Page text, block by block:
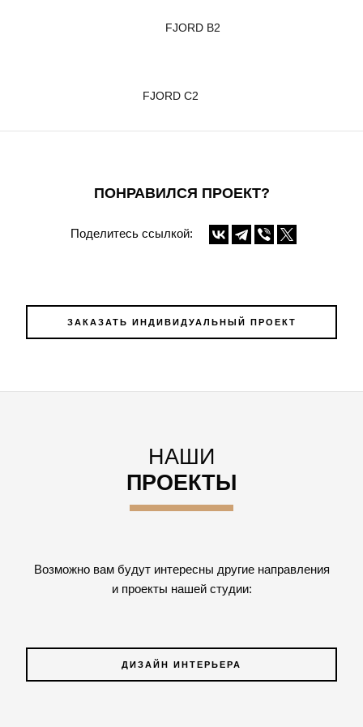
FJORD B2
FJORD С2
ПОНРАВИЛСЯ ПРОЕКТ?
Поделитесь ссылкой:
ЗАКАЗАТЬ ИНДИВИДУАЛЬНЫЙ ПРОЕКТ
НАШИ
ПРОЕКТЫ
Возможно вам будут интересны другие направления
и проекты нашей студии:
ДИЗАЙН ИНТЕРЬЕРА